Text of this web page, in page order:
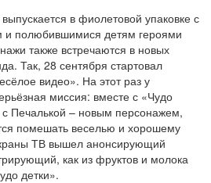
в фиолетовой упаковке с
полюбившимися детям героями
также встречаются в новых
Так, 28 сентября стартовал
видео». На этот раз у
миссия: вместе с «Чудо
Печалькой – новым персонажем,
помешать веселью и хорошему
ТВ вышел анонсирующий
как из фруктов и молока
детки».